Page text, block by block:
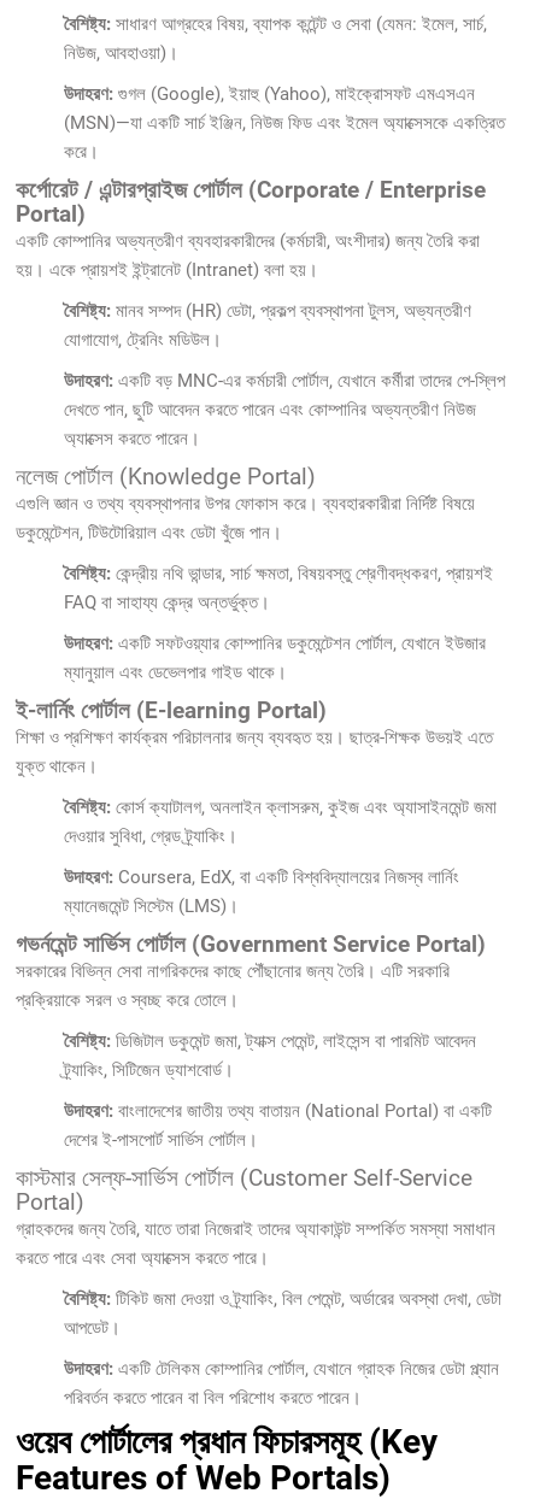
বৈশিষ্ট্য: সাধারণ আগ্রহের বিষয়, ব্যাপক কন্টেন্ট ও সেবা (যেমন: ইমেল, সার্চ,
নিউজ, আবহাওয়া)।
উদাহরণ: গুগল (Google), ইয়াহু (Yahoo), মাইক্রোসফট এমএসএন
(MSN)—যা একটি সার্চ ইঞ্জিন, নিউজ ফিড এবং ইমেল অ্যাক্সেসকে একত্রিত
করে।
কর্পোরেট / এন্টারপ্রাইজ পোর্টাল (Corporate / Enterprise
Portal)
একটি কোম্পানির অভ্যন্তরীণ ব্যবহারকারীদের (কর্মচারী, অংশীদার) জন্য তৈরি করা
হয়। একে প্রায়শই ইন্ট্রানেট (Intranet) বলা হয়।
বৈশিষ্ট্য: মানব সম্পদ (HR) ডেটা, প্রকল্প ব্যবস্থাপনা টুলস, অভ্যন্তরীণ
যোগাযোগ, ট্রেনিং মডিউল।
উদাহরণ: একটি বড় MNC-এর কর্মচারী পোর্টাল, যেখানে কর্মীরা তাদের পে-স্লিপ
দেখতে পান, ছুটি আবেদন করতে পারেন এবং কোম্পানির অভ্যন্তরীণ নিউজ
অ্যাক্সেস করতে পারেন।
নলেজ পোর্টাল (Knowledge Portal)
এগুলি জ্ঞান ও তথ্য ব্যবস্থাপনার উপর ফোকাস করে। ব্যবহারকারীরা নির্দিষ্ট বিষয়ে
ডকুমেন্টেশন, টিউটোরিয়াল এবং ডেটা খুঁজে পান।
বৈশিষ্ট্য: কেন্দ্রীয় নথি ভান্ডার, সার্চ ক্ষমতা, বিষয়বস্তু শ্রেণীবদ্ধকরণ, প্রায়শই
FAQ বা সাহায্য কেন্দ্র অন্তর্ভুক্ত।
উদাহরণ: একটি সফটওয়্যার কোম্পানির ডকুমেন্টেশন পোর্টাল, যেখানে ইউজার
ম্যানুয়াল এবং ডেভেলপার গাইড থাকে।
ই-লার্নিং পোর্টাল (E-learning Portal)
শিক্ষা ও প্রশিক্ষণ কার্যক্রম পরিচালনার জন্য ব্যবহৃত হয়। ছাত্র-শিক্ষক উভয়ই এতে
যুক্ত থাকেন।
বৈশিষ্ট্য: কোর্স ক্যাটালগ, অনলাইন ক্লাসরুম, কুইজ এবং অ্যাসাইনমেন্ট জমা
দেওয়ার সুবিধা, গ্রেড ট্র্যাকিং।
উদাহরণ: Coursera, EdX, বা একটি বিশ্ববিদ্যালয়ের নিজস্ব লার্নিং
ম্যানেজমেন্ট সিস্টেম (LMS)।
গভর্নমেন্ট সার্ভিস পোর্টাল (Government Service Portal)
সরকারের বিভিন্ন সেবা নাগরিকদের কাছে পৌঁছানোর জন্য তৈরি। এটি সরকারি
প্রক্রিয়াকে সরল ও স্বচ্ছ করে তোলে।
বৈশিষ্ট্য: ডিজিটাল ডকুমেন্ট জমা, ট্যাক্স পেমেন্ট, লাইসেন্স বা পারমিট আবেদন
ট্র্যাকিং, সিটিজেন ড্যাশবোর্ড।
উদাহরণ: বাংলাদেশের জাতীয় তথ্য বাতায়ন (National Portal) বা একটি
দেশের ই-পাসপোর্ট সার্ভিস পোর্টাল।
কাস্টমার সেল্ফ-সার্ভিস পোর্টাল (Customer Self-Service
Portal)
গ্রাহকদের জন্য তৈরি, যাতে তারা নিজেরাই তাদের অ্যাকাউন্ট সম্পর্কিত সমস্যা সমাধান
করতে পারে এবং সেবা অ্যাক্সেস করতে পারে।
বৈশিষ্ট্য: টিকিট জমা দেওয়া ও ট্র্যাকিং, বিল পেমেন্ট, অর্ডারের অবস্থা দেখা, ডেটা
আপডেট।
উদাহরণ: একটি টেলিকম কোম্পানির পোর্টাল, যেখানে গ্রাহক নিজের ডেটা প্ল্যান
পরিবর্তন করতে পারেন বা বিল পরিশোধ করতে পারেন।
ওয়েব পোর্টালের প্রধান ফিচারসমূহ (Key
Features of Web Portals)